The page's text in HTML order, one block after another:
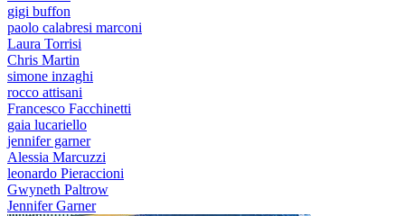
gigi buffon
paolo calabresi marconi
Laura Torrisi
Chris Martin
simone inzaghi
rocco attisani
Francesco Facchinetti
gaia lucariello
jennifer garner
Alessia Marcuzzi
leonardo Pieraccioni
Gwyneth Paltrow
Jennifer Garner